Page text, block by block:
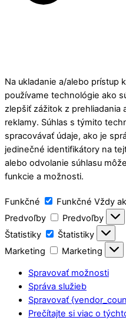
Na ukladanie a/alebo prístup
používame technológie ako
zlepšiť zážitok z prehliadania
reklamy. Súhlas s týmito
spracovávať údaje, ako je
jedinečné identifikátory na
alebo odvolanie súhlasu
funkcie a možnosti.
Funkčné Funkčné Vždy
Predvoľby
Predvoľby
Štatistiky
Štatistiky
Marketing
Marketing
Spravovať možnosti
Správa služieb
Spravovať
Prečítajte si viac o